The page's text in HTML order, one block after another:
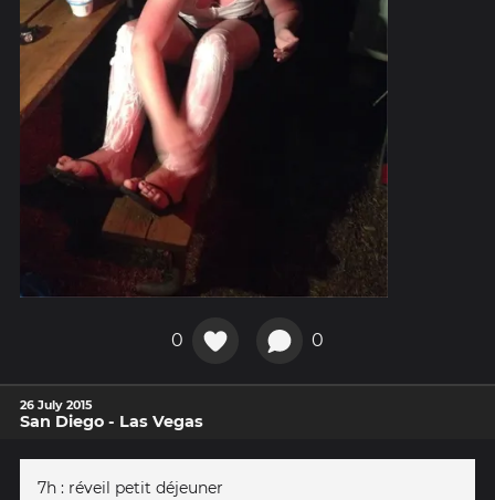
0 0
26 July 2015
San Diego - Las Vegas
7h : réveil petit déjeuner